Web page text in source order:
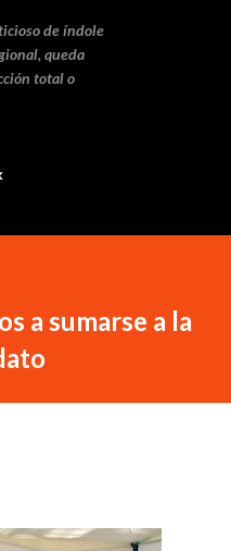
de índole
queda
total o
a sumarse a la